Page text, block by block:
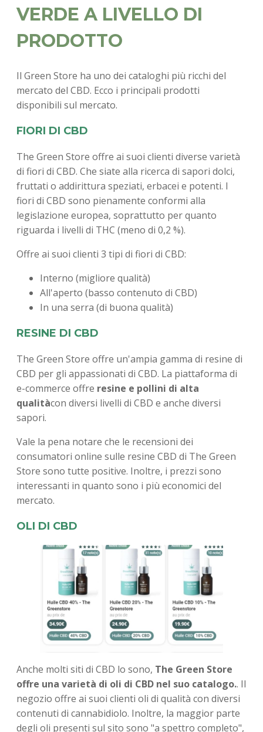
VERDE A LIVELLO DI
PRODOTTO
Il Green Store ha uno dei cataloghi più ricchi del
mercato del CBD. Ecco i principali prodotti
disponibili sul mercato.
FIORI DI CBD
The Green Store offre ai suoi clienti diverse varietà
di fiori di CBD. Che siate alla ricerca di sapori dolci,
fruttati o addirittura speziati, erbacei e potenti. I
fiori di CBD sono pienamente conformi alla
legislazione europea, soprattutto per quanto
riguarda i livelli di THC (meno di 0,2 %).
Offre ai suoi clienti 3 tipi di fiori di CBD:
Interno (migliore qualità)
All'aperto (basso contenuto di CBD)
In una serra (di buona qualità)
RESINE DI CBD
The Green Store offre un'ampia gamma di resine di
CBD per gli appassionati di CBD. La piattaforma di
e-commerce offre resine e pollini di alta
qualitàcon diversi livelli di CBD e anche diversi
sapori.
Vale la pena notare che le recensioni dei
consumatori online sulle resine CBD di The Green
Store sono tutte positive. Inoltre, i prezzi sono
interessanti in quanto sono i più economici del
mercato.
OLI DI CBD
Anche molti siti di CBD lo sono, The Green Store
offre una varietà di oli di CBD nel suo catalogo.. Il
negozio offre ai suoi clienti oli di qualità con diversi
contenuti di cannabidiolo. Inoltre, la maggior parte
degli oli presenti sul sito sono "a spettro completo",